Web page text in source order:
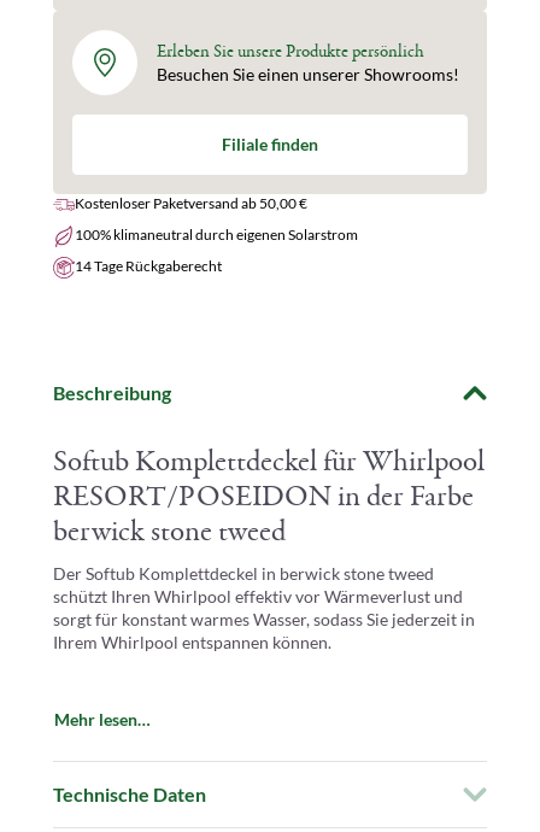
Erleben Sie unsere Produkte persönlich
Besuchen Sie einen unserer Showrooms!
Filiale finden
Kostenloser Paketversand ab 50,00 €
100% klimaneutral durch eigenen Solarstrom
14 Tage Rückgaberecht
Beschreibung
Softub Komplettdeckel für Whirlpool
RESORT/POSEIDON in der Farbe
berwick stone tweed
Der Softub Komplettdeckel in berwick stone tweed
schützt Ihren Whirlpool effektiv vor Wärmeverlust und
sorgt für konstant warmes Wasser, sodass Sie jederzeit in
Ihrem Whirlpool entspannen können.
Schmutz und Verunreinigungen, um eine hygienische
Mehr lesen…
Technische Daten